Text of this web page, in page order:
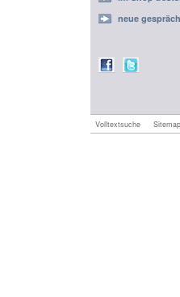
neue
Volltextsuche Sitemap